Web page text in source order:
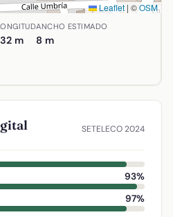
Leaflet | ©OSM
en Argamasilla de
m
ANCHO ESTIMADO
8 m
SETELECO 2024
93%
97%